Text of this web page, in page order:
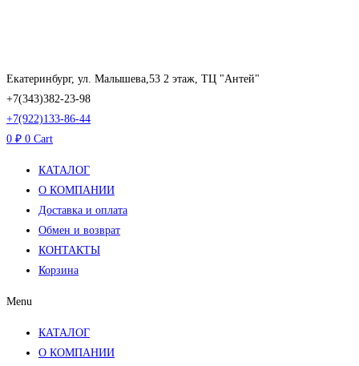
Екатеринбург, ул. Малышева,53 2 этаж, ТЦ "Антей"
+7(343)382-23-98
+7(922)133-86-44
0 ₽ 0 Cart
КАТАЛОГ
О КОМПАНИИ
Доставка и оплата
Обмен и возврат
КОНТАКТЫ
Корзина
Menu
КАТАЛОГ
О КОМПАНИИ